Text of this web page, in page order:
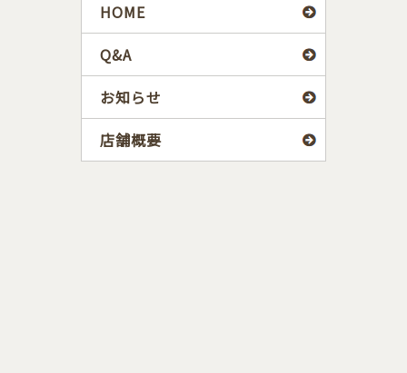
HOME
Q&A
お知らせ
店舗概要